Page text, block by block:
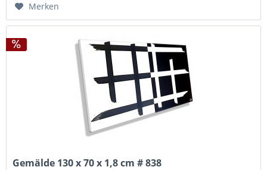
Merken
Gemälde 130 x 70 x 1,8 cm # 838